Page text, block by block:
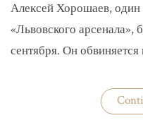
Алексей Хорошаев, один
«Львовского арсенала»,
сентября. Он